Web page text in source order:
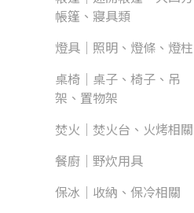
帳篷、寢具類
燈具｜照明、燈條、燈柱
桌椅｜桌子、椅子、吊
架、置物架
焚火｜焚火台、火烤相關
餐廚｜野炊用具
保冰｜收納、保冷相關